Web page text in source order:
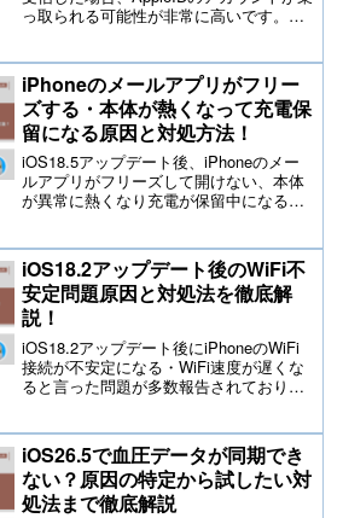
っ取られる可能性が非常に高いです。
ております。不正請求が起きた場合の補
償ですが現在、Appleもキャリアも不正請
求に関わる補償はされていないのが現状
です。
iPhoneのメールアプリがフリー
ズする・本体が熱くなって充電保
留になる原因と対処方法！
iOS18.5アップデート後、iPhoneのメー
ルアプリがフリーズして開けない、本体
が異常に熱くなり充電が保留中になるな
因と症状をテックスタイルchが解説し、
すぐに実践できる安全な対処法を詳しく
紹介。
iOS18.2アップデート後のWiFi不
安定問題原因と対処法を徹底解
説！
iOS18.2アップデート後にiPhoneのWiFi
接続が不安定になる・WiFi速度が遅くな
ると言った問題が多数報告されており問
トワーク再構築など、初心者でも簡単に
できる具体的な対策をご紹介します！
iOS26.5で血圧データが同期でき
ない？原因の特定から試したい対
処法まで徹底解説